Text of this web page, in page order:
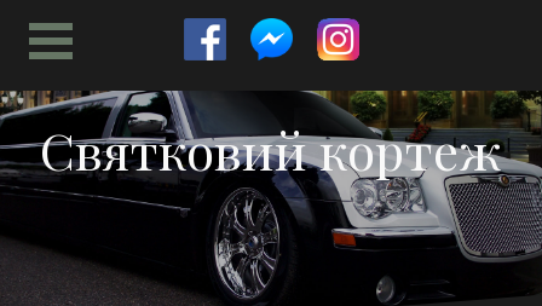
содержимому
Святковий кортеж